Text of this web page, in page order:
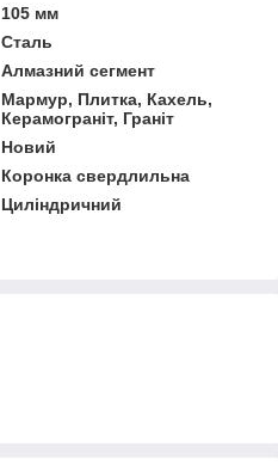
105 мм
Сталь
Алмазний сегмент
Мармур, Плитка, Кахель,
Керамограніт, Граніт
Новий
Коронка свердлильна
Циліндричний